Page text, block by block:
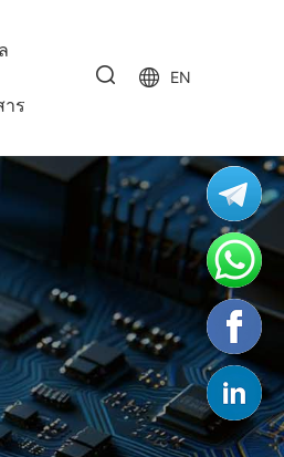
ร
EN